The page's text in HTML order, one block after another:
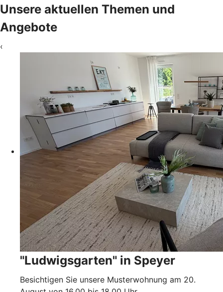
Unsere aktuellen Themen und
Angebote
‹
"Ludwigsgarten" in Speyer
Besichtigen Sie unsere Musterwohnung am 20.